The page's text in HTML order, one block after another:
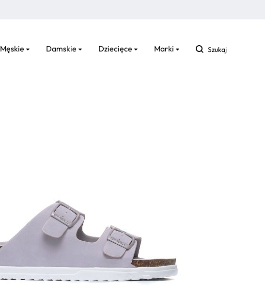
Męskie Damskie Dziecięce Marki Szukaj